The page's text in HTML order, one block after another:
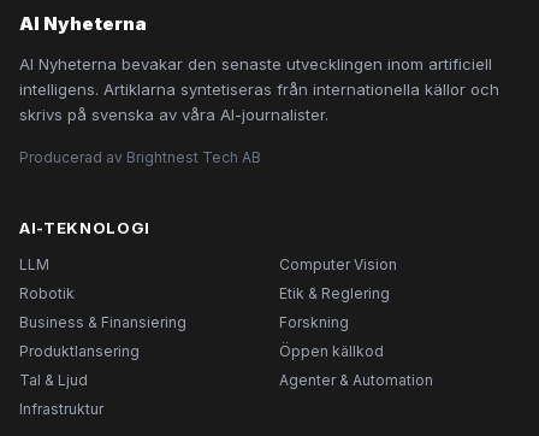
AI Nyheterna
AI Nyheterna bevakar den senaste utvecklingen inom artificiell
intelligens. Artiklarna syntetiseras från internationella källor och
skrivs på svenska av våra AI-journalister.
Producerad av Brightnest Tech AB
AI-TEKNOLOGI
LLM
Computer Vision
Robotik
Etik & Reglering
Business & Finansiering
Forskning
Produktlansering
Öppen källkod
Tal & Ljud
Agenter & Automation
Infrastruktur